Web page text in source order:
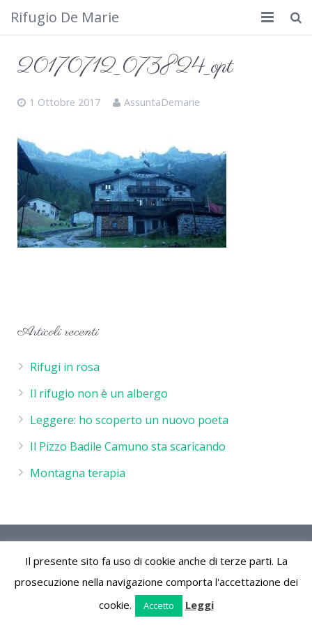
Rifugio De Marie
Cosa fare
Calendario
Foto
Cimbergo da vedere
20170712_073824_opt
1 Ottobre 2017 AssuntaDemarie
Articoli recenti
Rifugi in rosa
Il rifugio non è un albergo
Leggere: ho scoperto un nuovo poeta
Il Pizzo Badile Camuno sta scaricando
Montagna terapia
Località Volano 25050 Cimbergo (Bs) Parco Naturale
dell'Adamello Vallecamonica Lombardia Italia
Il presente sito fa uso di cookie anche di terze parti. La
prosecuzione nella navigazione comporta l'accettazione dei
cookie.
Accetto Leggi